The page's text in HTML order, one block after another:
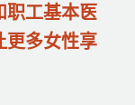
职工基本医
更多女性享